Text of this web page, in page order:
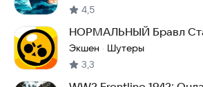
4,5
НОРМАЛЬНЫЙ Бравл
Экшен · Шутеры
3,3